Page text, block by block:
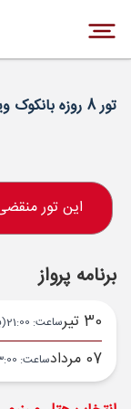
تور 8 روزه بانکوک ویژه تابستان 1405
این تور
برنامه پرواز
30 تیر ساعت: 21:00
07 مرداد ساعت: 23:00